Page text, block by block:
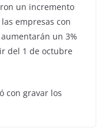
un incremento
empresas con
un 3%
del 1 de octubre
con gravar los